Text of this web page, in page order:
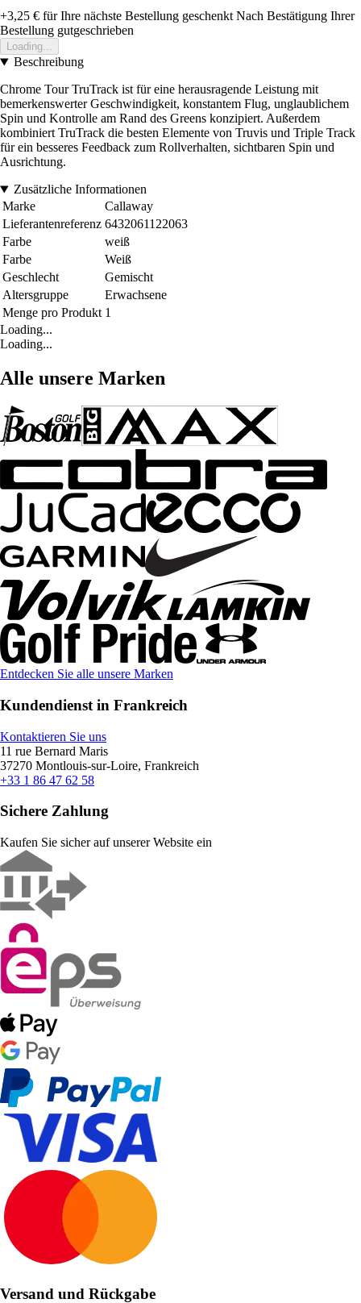
+3,25 € für Ihre nächste Bestellung geschenkt Nach Bestätigung Ihrer
Bestellung gutgeschrieben
Loading...
Beschreibung
Chrome Tour TruTrack ist für eine herausragende Leistung mit
bemerkenswerter Geschwindigkeit, konstantem Flug, unglaublichem
Spin und Kontrolle am Rand des Greens konzipiert. Außerdem
kombiniert TruTrack die besten Elemente von Truvis und Triple Track
für ein besseres Feedback zum Rollverhalten, sichtbaren Spin und
Ausrichtung.
Zusätzliche Informationen
Marke
Callaway
Lieferantenreferenz 6432061122063
Farbe
weiß
Farbe
Weiß
Geschlecht
Gemischt
Altersgruppe
Erwachsene
Menge pro Produkt 1
Loading...
Loading...
Alle unsere Marken
Entdecken Sie alle unsere Marken
Kundendienst in Frankreich
Kontaktieren Sie uns
11 rue Bernard Maris
37270 Montlouis-sur-Loire, Frankreich
+33 1 86 47 62 58
Sichere Zahlung
Kaufen Sie sicher auf unserer Website ein
Versand und Rückgabe